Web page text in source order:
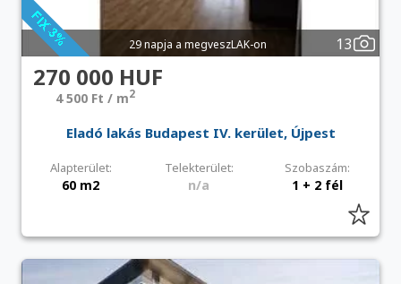
29 napja a megveszLAK-on 13
270 000 HUF
4 500 Ft / m2
Eladó lakás Budapest IV. kerület, Újpest
Alapterület: Telekterület: Szobaszám:
60 m2 n/a 1 + 2 fél